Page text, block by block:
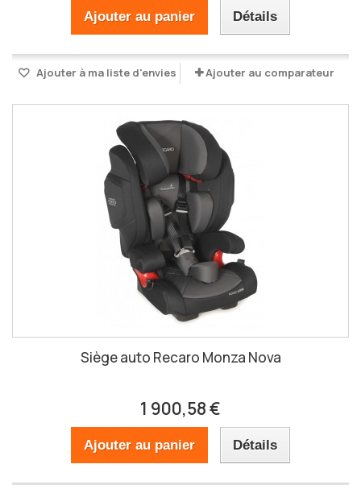
Ajouter au panier Détails
Ajouter à ma liste d'envies Ajouter au comparateur
Siège auto Recaro Monza Nova
1 900,58 €
Ajouter au panier Détails